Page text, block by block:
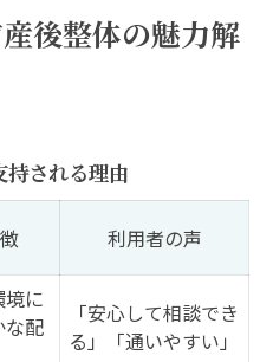
後整体の魅力解
持される理由
利用者の声
に
な配
「安心して相談でき
る」「通いやすい」